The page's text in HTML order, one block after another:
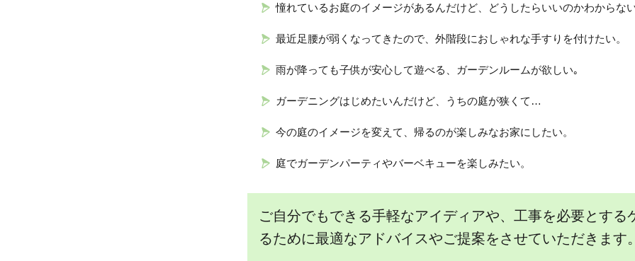
憧れているお庭のイメージがあるんだけど、どうしたらいいのかわからない
最近足腰が弱くなってきたので、外階段におしゃれな手すりを付けたい。
雨が降っても子供が安心して遊べる、ガーデンルームが欲しい｡
ガーデニングはじめたいんだけど、うちの庭が狭くて…
今の庭のイメージを変えて、帰るのが楽しみなお家にしたい。
庭でガーデンパーティやバーベキューを楽しみたい。
ご自分でもできる手軽なアイディアや、工事を必要とす
るために最適なアドバイスやご提案をさせていただきます。